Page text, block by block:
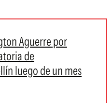
Aguerre por
de
luego de un mes